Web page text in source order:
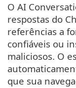
O AI
respostas do
referências a
confiáveis ou
maliciosos. O
que sua